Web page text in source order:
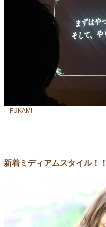
FUKAMI
新着ミディアムスタイル！！